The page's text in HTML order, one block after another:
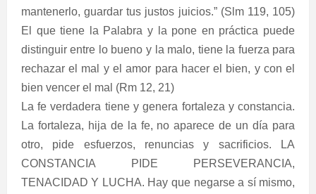
mantenerlo, guardar tus justos juicios.” (Slm 119, 105)
El que tiene la Palabra y la pone en práctica puede
distinguir entre lo bueno y la malo, tiene la fuerza para
rechazar el mal y el amor para hacer el bien, y con el
bien vencer el mal (Rm 12, 21)
La fe verdadera tiene y genera fortaleza y constancia.
La fortaleza, hija de la fe, no aparece de un día para
otro, pide esfuerzos, renuncias y sacrificios. LA
CONSTANCIA PIDE PERSEVERANCIA,
TENACIDAD Y LUCHA. Hay que negarse a sí mismo,